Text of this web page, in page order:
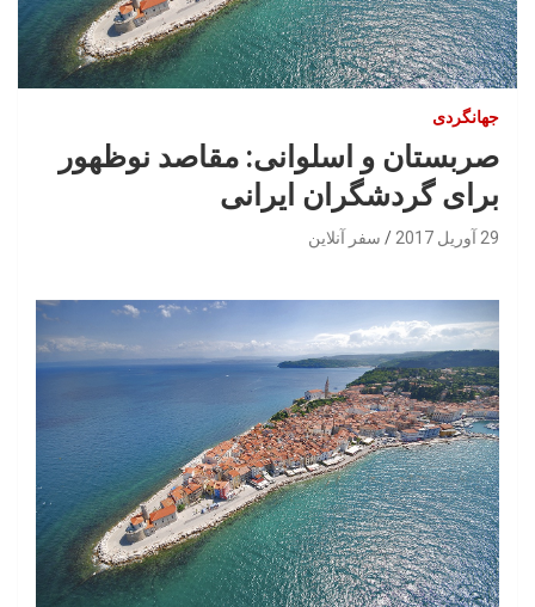
جهانگردی
صربستان و اسلوانی: مقاصد نوظهور
برای گردشگران ایرانی
29 آوریل 2017 سفر آنلاین